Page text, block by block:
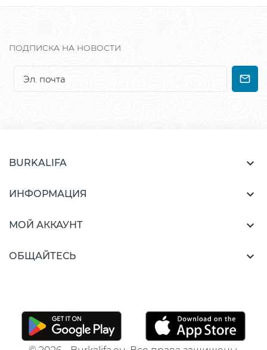
ПОДПИСКА НА НОВОСТИ
BURKALIFA 
ИНФОРМАЦИЯ 
МОЙ АККАУНТ 
ОБЩАЙТЕСЬ 